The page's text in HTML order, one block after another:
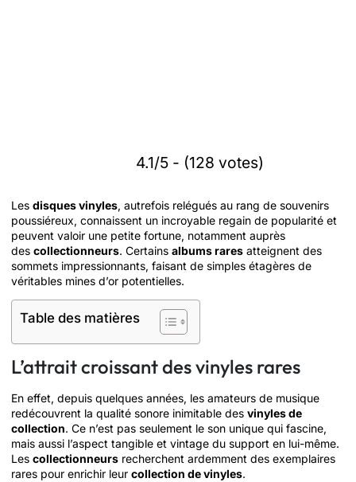
4.1/5 - (128 votes)
Les disques vinyles, autrefois relégués au rang de souvenirs
poussiéreux, connaissent un incroyable regain de popularité et
peuvent valoir une petite fortune, notamment auprès
des collectionneurs. Certains albums rares atteignent des
sommets impressionnants, faisant de simples étagères de
véritables mines d’or potentielles.
Table des matières
L’attrait croissant des vinyles rares
En effet, depuis quelques années, les amateurs de musique
redécouvrent la qualité sonore inimitable des vinyles de
collection. Ce n’est pas seulement le son unique qui fascine,
mais aussi l’aspect tangible et vintage du support en lui-même.
Les collectionneurs recherchent ardemment des exemplaires
rares pour enrichir leur collection de vinyles.